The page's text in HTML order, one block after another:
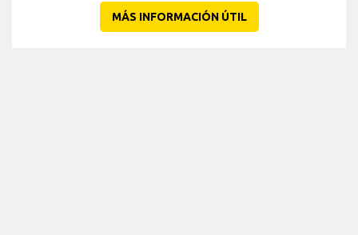
MÁS INFORMACIÓN ÚTIL